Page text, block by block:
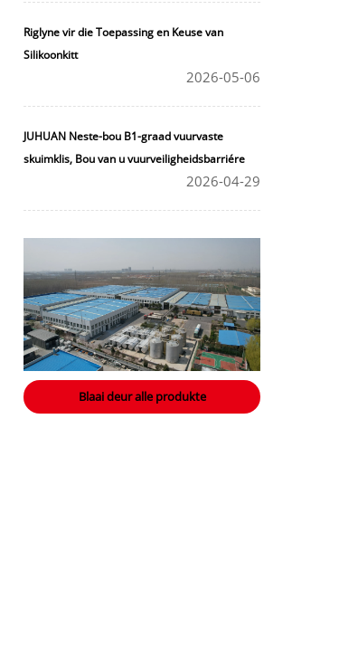
Riglyne vir die Toepassing en Keuse van
Silikoonkitt
2026-05-06
JUHUAN Neste-bou B1-graad vuurvaste
skuimklis, Bou van u vuurveiligheidsbarriére
2026-04-29
Blaai deur alle produkte